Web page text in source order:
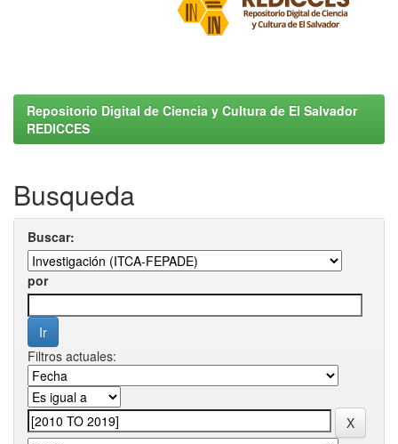
Repositorio Digital de Ciencia y Cultura de El Salvador
REDICCES
Busqueda
Buscar:
por
Filtros actuales: